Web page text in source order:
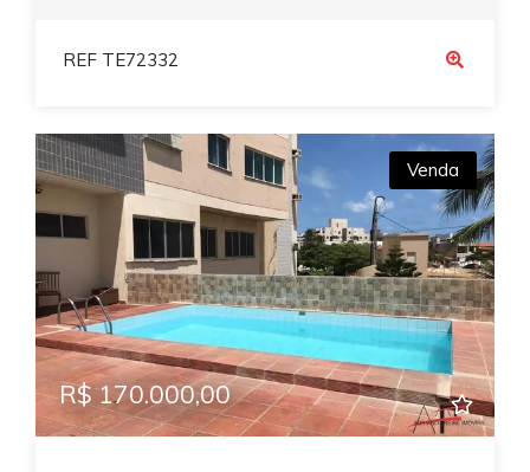
REF TE72332
Venda
R$ 170.000,00